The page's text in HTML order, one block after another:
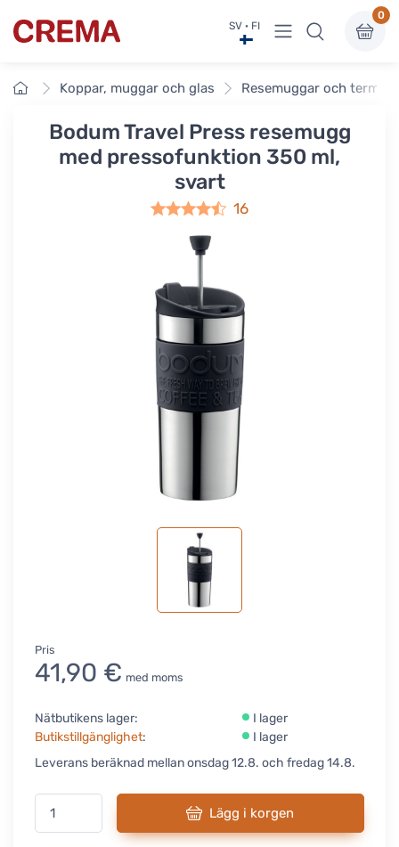
Crema SV · FI Visa undermeny
0
Framsidan
Koppar, muggar och glas Resemuggar och
Bodum Travel Press resemugg
med pressofunktion 350 ml,
svart
16
Pris
41,90 € med moms
Nätbutikens lager:
I lager
Butikstillgänglighet:
I lager
Leverans beräknad mellan onsdag 12.8. och fredag 14.8.
Lägg i korgen